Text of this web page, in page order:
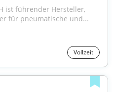
ist führender Hersteller,
für pneumatische und...
Vollzeit